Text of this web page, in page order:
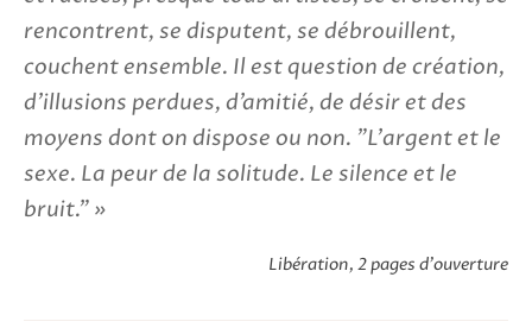
rencontrent, se disputent, se débrouillent,
couchent ensemble. Il est question de création,
d’illusions perdues, d’amitié, de désir et des
moyens dont on dispose ou non. "L'argent et le
sexe. La peur de la solitude. Le silence et le
bruit."
Libération, 2 pages d'ouverture